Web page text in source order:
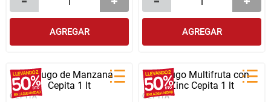
AGREGAR AGREGAR
CEPITA CEPITA